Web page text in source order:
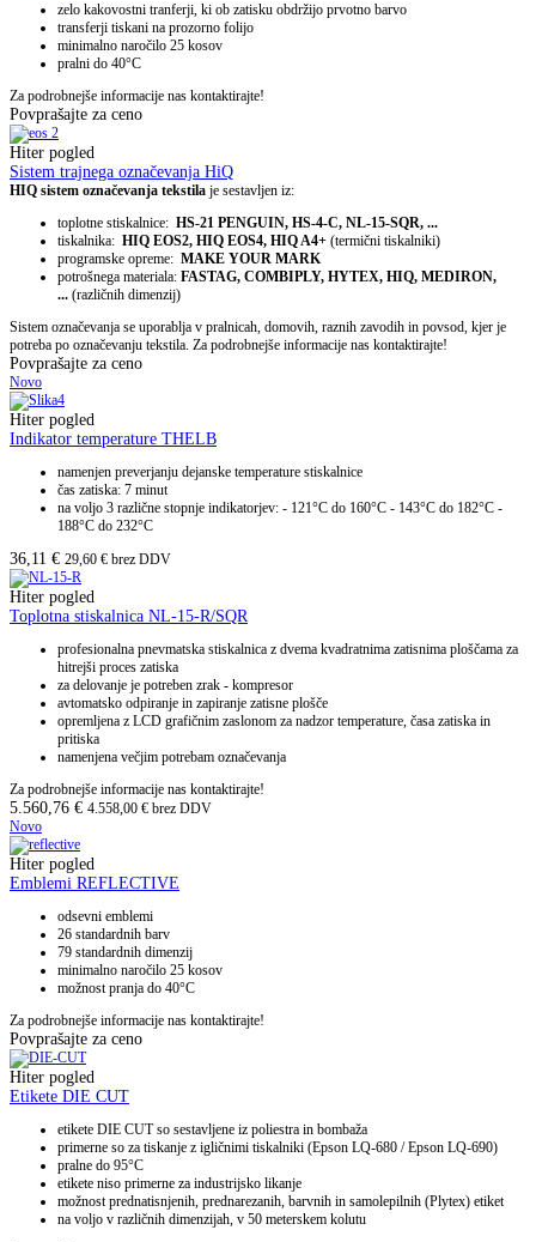
zelo kakovostni tranferji, ki ob zatisku obdržijo prvotno barvo
transferji tiskani na prozorno folijo
minimalno naročilo 25 kosov
pralni do 40°C
Za podrobnejše informacije nas kontaktirajte!
Povprašajte za ceno
Hiter pogled
Sistem trajnega označevanja HiQ
HIQ sistem označevanja tekstila je sestavljen iz:
toplotne stiskalnice: HS-21 PENGUIN, HS-4-C, NL-15-SQR, ...
tiskalnika: HIQ EOS2, HIQ EOS4, HIQ A4+ (termični tiskalniki)
programske opreme: MAKE YOUR MARK
potrošnega materiala: FASTAG, COMBIPLY, HYTEX, HIQ, MEDIRON,
... (različnih dimenzij)
Sistem označevanja se uporablja v pralnicah, domovih, raznih zavodih in povsod, kjer je
potreba po označevanju tekstila. Za podrobnejše informacije nas kontaktirajte!
Povprašajte za ceno
Novo
Hiter pogled
Indikator temperature THELB
namenjen preverjanju dejanske temperature stiskalnice
čas zatiska: 7 minut
na voljo 3 različne stopnje indikatorjev: - 121°C do 160°C - 143°C do 182°C -
188°C do 232°C
36,11 € 29,60 € brez DDV
Hiter pogled
Toplotna stiskalnica NL-15-R/SQR
profesionalna pnevmatska stiskalnica z dvema kvadratnima zatisnima ploščama za
hitrejši proces zatiska
za delovanje je potreben zrak - kompresor
avtomatsko odpiranje in zapiranje zatisne plošče
opremljena z LCD grafičnim zaslonom za nadzor temperature, časa zatiska in
pritiska
namenjena večjim potrebam označevanja
Za podrobnejše informacije nas kontaktirajte!
5.560,76 € 4.558,00 € brez DDV
Novo
Hiter pogled
Emblemi REFLECTIVE
odsevni emblemi
26 standardnih barv
79 standardnih dimenzij
minimalno naročilo 25 kosov
možnost pranja do 40°C
Za podrobnejše informacije nas kontaktirajte!
Povprašajte za ceno
Hiter pogled
Etikete DIE CUT
etikete DIE CUT so sestavljene iz poliestra in bombaža
primerne so za tiskanje z igličnimi tiskalniki (Epson LQ-680 / Epson LQ-690)
pralne do 95°C
etikete niso primerne za industrijsko likanje
možnost prednatisnjenih, prednarezanih, barvnih in samolepilnih (Plytex) etiket
na voljo v različnih dimenzijah, v 50 meterskem kolutu